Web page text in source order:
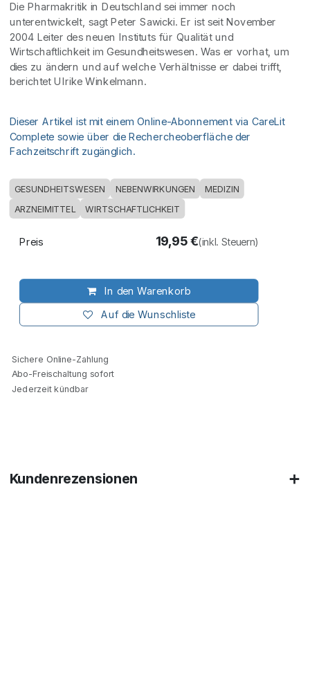
Die Pharmakritik in Deutschland sei immer noch
unterentwickelt, sagt Peter Sawicki. Er ist seit November
2004 Leiter des neuen Instituts für Qualität und
Wirtschaftlichkeit im Gesundheitswesen. Was er vorhat, um
dies zu ändern und auf welche Verhältnisse er dabei trifft,
berichtet Ulrike Winkelmann.
Dieser Artikel ist mit einem Online-Abonnement via CareLit
Complete sowie über die Rechercheoberfläche der
Fachzeitschrift zugänglich.
GESUNDHEITSWESEN NEBENWIRKUNGEN MEDIZIN
ARZNEIMITTEL WIRTSCHAFTLICHKEIT
In den Warenkorb
Auf die Wunschliste
Preis 19,95€(inkl. Steuern)
Sichere Online-Zahlung
Abo-Freischaltung sofort
Jederzeit kündbar
Kundenrezensionen